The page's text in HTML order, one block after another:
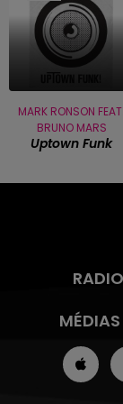
MARK RONSON FEAT.
BRUNO MARS
Uptown Funk
RADIO
MÉDIAS